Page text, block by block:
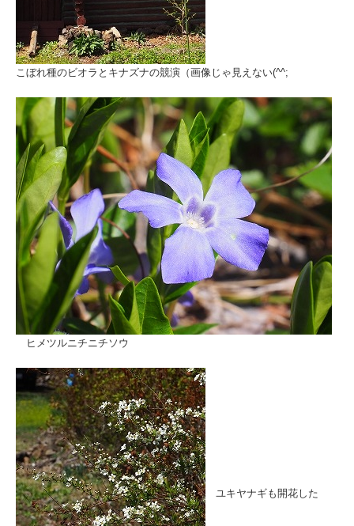
こぼれ種のビオラとキナズナの競演（画像じゃ見えない(^^;
ヒメツルニチニチソウ
ユキヤナギも開花した